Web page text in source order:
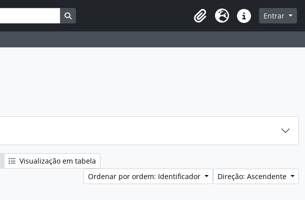
Busque na página de navegação
Idioma Ligações rápidas
Entrar
Visualização em tabela
Ordenar por ordem: Identificador
Direção: Ascendente